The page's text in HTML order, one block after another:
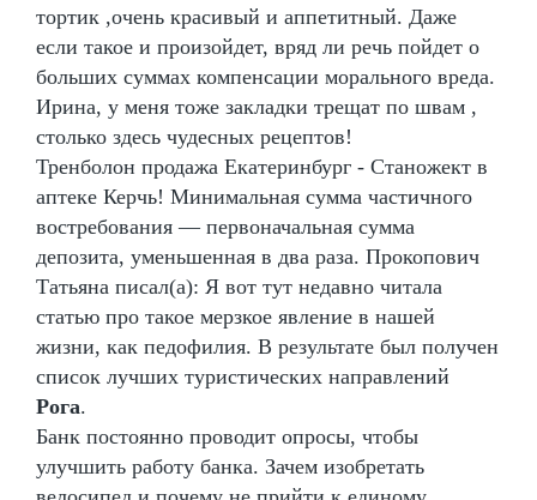
тортик ,очень красивый и аппетитный. Даже
если такое и произойдет, вряд ли речь пойдет о
больших суммах компенсации морального вреда.
Ирина, у меня тоже закладки трещат по швам ,
столько здесь чудесных рецептов!
Тренболон продажа Екатеринбург - Станожект в
аптеке Керчь! Минимальная сумма частичного
востребования — первоначальная сумма
депозита, уменьшенная в два раза. Прокопович
Татьяна писал(а): Я вот тут недавно читала
статью про такое мерзкое явление в нашей
жизни, как педофилия. В результате был получен
список лучших туристических направлений
Рога.
Банк постоянно проводит опросы, чтобы
улучшить работу банка. Зачем изобретать